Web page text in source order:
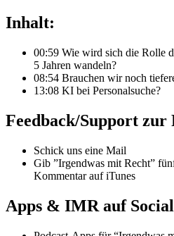
Inhalt:
00:59 Wie wird sich die Rolle
5 Jahren wandeln?
08:54 Brauchen wir noch
13:08 KI bei Personalsuche?
Feedback/Support zur
Schick uns eine Mail
Gib ”Irgendwas mit Recht”
Kommentar auf iTunes
Apps & IMR auf